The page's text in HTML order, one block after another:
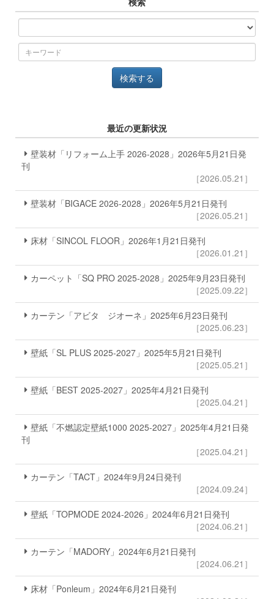
最近の更新状況
壁装材「リフォーム上手 2026-2028」2026年5月21日発
刊
［2026.05.21］
壁装材「BIGACE 2026-2028」2026年5月21日発刊
［2026.05.21］
床材「SINCOL FLOOR」2026年1月21日発刊
［2026.01.21］
カーペット「SQ PRO 2025-2028」2025年9月23日発刊
［2025.09.22］
カーテン「アビタ ジオーネ」2025年6月23日発刊
［2025.06.23］
壁紙「SL PLUS 2025-2027」2025年5月21日発刊
［2025.05.21］
壁紙「BEST 2025-2027」2025年4月21日発刊
［2025.04.21］
壁紙「不燃認定壁紙1000 2025-2027」2025年4月21日発
刊
［2025.04.21］
カーテン「TACT」2024年9月24日発刊
［2024.09.24］
壁紙「TOPMODE 2024-2026」2024年6月21日発刊
［2024.06.21］
カーテン「MADORY」2024年6月21日発刊
［2024.06.21］
床材「Ponleum」2024年6月21日発刊